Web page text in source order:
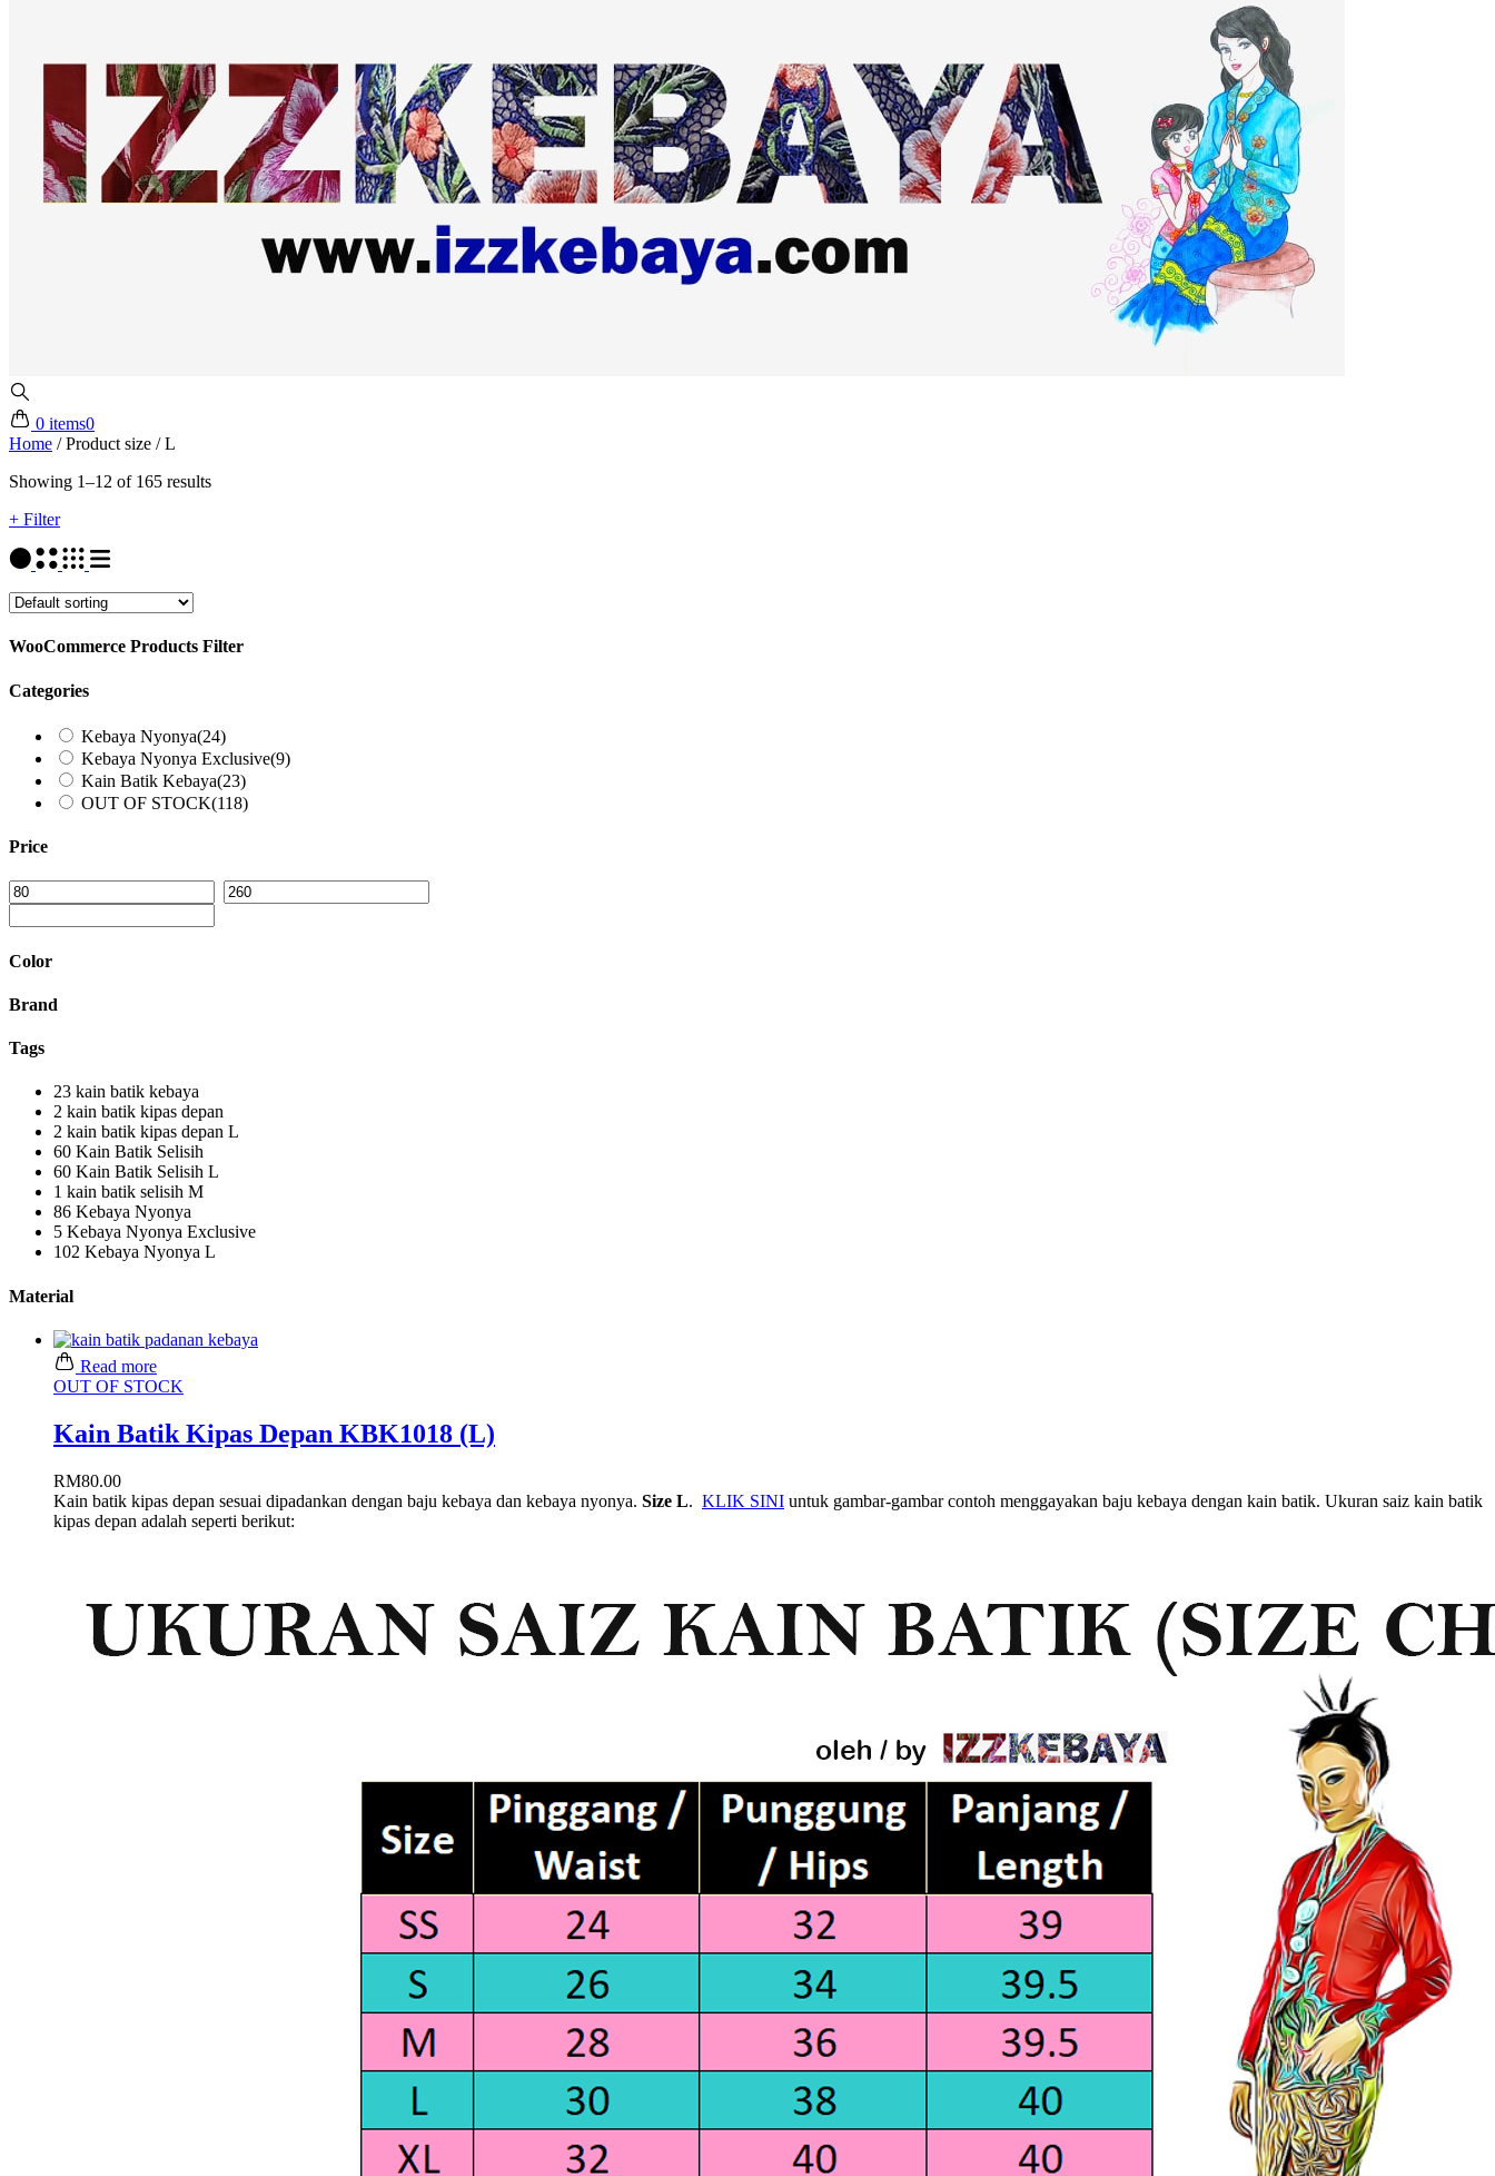
0 items0
Home /Product size /L
Showing 1–12 of 165 results
+ Filter
WooCommerce Products Filter
Categories
Kebaya Nyonya(24)
Kebaya Nyonya Exclusive(9)
Kain Batik Kebaya(23)
OUT OF STOCK(118)
Price
Color
Brand
Tags
23 kain batik kebaya
2 kain batik kipas depan
2 kain batik kipas depan L
60 Kain Batik Selisih
60 Kain Batik Selisih L
1 kain batik selisih M
86 Kebaya Nyonya
5 Kebaya Nyonya Exclusive
102 Kebaya Nyonya L
Material
Read more
OUT OF STOCK
Kain Batik Kipas Depan KBK1018 (L)
RM80.00
Kain batik kipas depan sesuai dipadankan dengan baju kebaya dan kebaya nyonya. Size L. KLIK SINI untuk gambar-gambar contoh menggayakan baju kebaya dengan kain batik. Ukuran saiz kain batik
kipas depan adalah seperti berikut: